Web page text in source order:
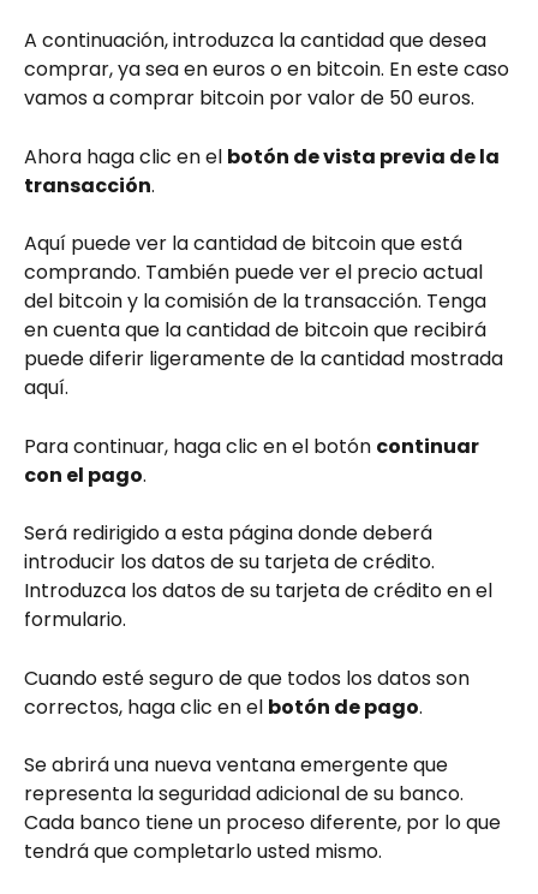
A continuación, introduzca la cantidad que desea
comprar, ya sea en euros o en bitcoin. En este caso
vamos a comprar bitcoin por valor de 50 euros.
Ahora haga clic en el botón de vista previa de la
transacción.
Aquí puede ver la cantidad de bitcoin que está
comprando. También puede ver el precio actual
del bitcoin y la comisión de la transacción. Tenga
en cuenta que la cantidad de bitcoin que recibirá
puede diferir ligeramente de la cantidad mostrada
aquí.
Para continuar, haga clic en el botón continuar
con el pago.
Será redirigido a esta página donde deberá
introducir los datos de su tarjeta de crédito.
Introduzca los datos de su tarjeta de crédito en el
formulario.
Cuando esté seguro de que todos los datos son
correctos, haga clic en el botón de pago.
Se abrirá una nueva ventana emergente que
representa la seguridad adicional de su banco.
Cada banco tiene un proceso diferente, por lo que
tendrá que completarlo usted mismo.